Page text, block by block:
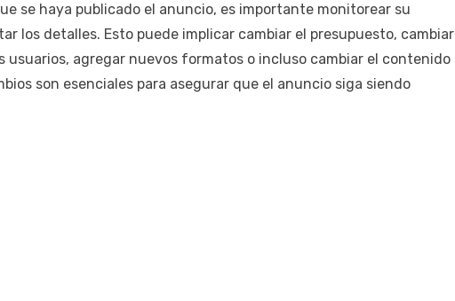
se haya publicado el anuncio, es importante monitorear su
los detalles. Esto puede implicar cambiar el presupuesto, cambiar
usuarios, agregar nuevos formatos o incluso cambiar el contenido
son esenciales para asegurar que el anuncio siga siendo